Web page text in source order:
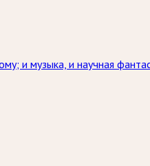
и музыка, и научная